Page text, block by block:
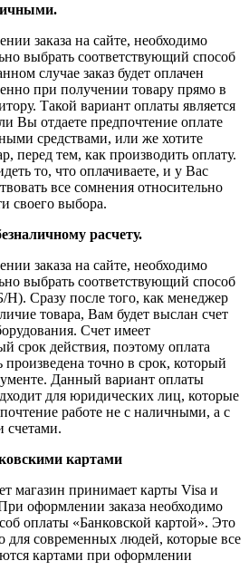
заказа на сайте, необходимо
выбрать соответствующий способ
случае заказ будет оплачен
при получении товару прямо в
Такой вариант оплаты является
Вы отдаете предпочтение оплате
средствами, или же хотите
перед тем, как производить оплату.
то, что оплачиваете, и у Вас
все сомнения относительно
своего выбора.
расчету.
заказа на сайте, необходимо
выбрать соответствующий способ
Н). Сразу после того, как менеджер
товара, Вам будет выслан счет
Счет имеет
срок действия, поэтому оплата
точно в срок, который
Данный вариант оплаты
для юридических лиц, которые
работе не с наличными, а с
счетами.
картами
магазин принимает карты Visa и
оформлении заказа необходимо
оплаты «Банковской картой». Это
для современных людей, которые все
картами при оформлении